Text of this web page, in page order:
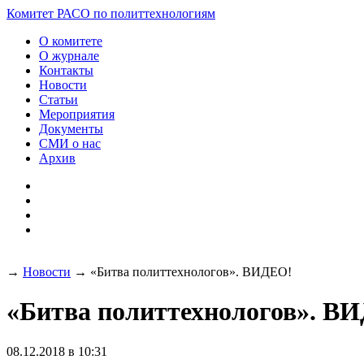
Комитет РАСО по политтехнологиям
О комитете
О журнале
Контакты
Новости
Статьи
Мероприятия
Документы
СМИ о нас
Архив
→ Новости → «Битва политтехнологов». ВИДЕО!
«Битва политтехнологов».
08.12.2018 в 10:31